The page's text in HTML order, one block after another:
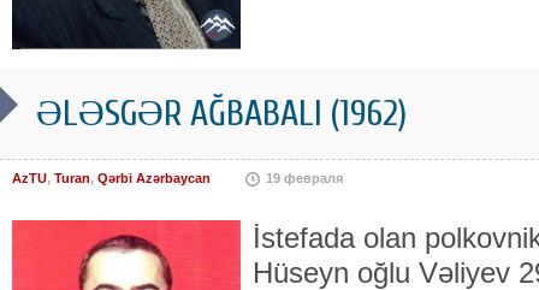
ƏLƏSGƏR AĞBABALI (1962)
AzTU, Turan, Qərbi Azərbaycan 19 февраля
İstefada olan
Hüseyn oğlu Vəliyev